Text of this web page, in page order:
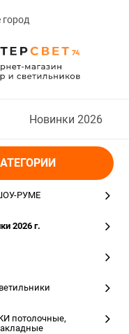
Новинки 2026
РУМЕ
2026 г.
потолочные,